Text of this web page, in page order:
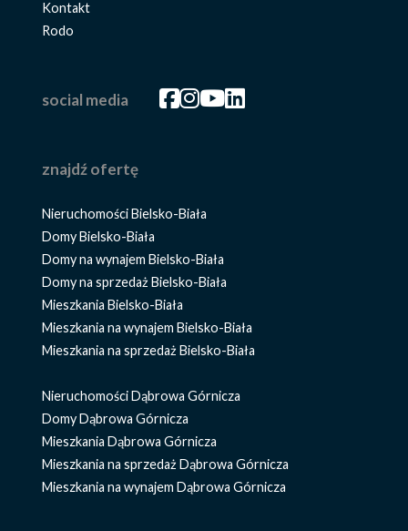
Kontakt
Rodo
social media Facebook
Facebook
Facebook
Facebook
znajdź ofertę
Nieruchomości Bielsko-Biała
Domy Bielsko-Biała
Domy na wynajem Bielsko-Biała
Domy na sprzedaż Bielsko-Biała
Mieszkania Bielsko-Biała
Mieszkania na wynajem Bielsko-Biała
Mieszkania na sprzedaż Bielsko-Biała
Nieruchomości Dąbrowa Górnicza
Domy Dąbrowa Górnicza
Mieszkania Dąbrowa Górnicza
Mieszkania na sprzedaż Dąbrowa Górnicza
Mieszkania na wynajem Dąbrowa Górnicza